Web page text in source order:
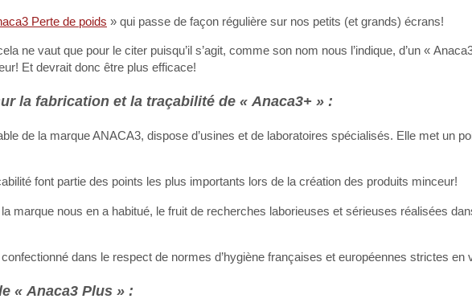
Perte de poids » qui passe de façon régulière sur nos petits (et grands) écrans!
ne vaut que pour le citer puisqu’il s’agit, comme son nom nous l’indique, d’un «
Et devrait donc être plus efficace!
la fabrication et la traçabilité de « Anaca3+ » :
de la marque ANACA3, dispose d’usines et de laboratoires spécialisés. Elle met un
font partie des points les plus importants lors de la création des produits minceur!
marque nous en a habitué, le fruit de recherches laborieuses et sérieuses réalisées
dans le respect de normes d’hygiène françaises et européennes strictes en
« Anaca3 Plus » :